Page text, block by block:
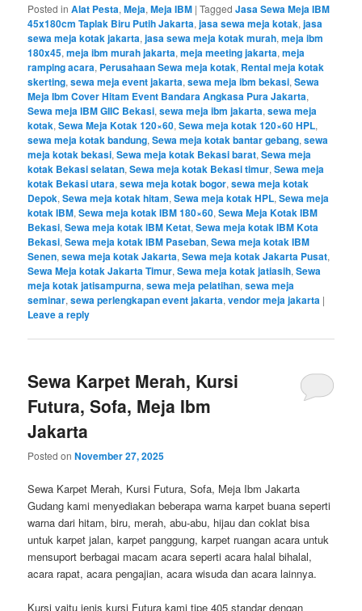
Posted in Alat Pesta,Meja,Meja IBM |Tagged Jasa Sewa Meja IBM
45x180cm Taplak Biru Putih Jakarta,jasa sewa meja kotak,jasa
sewa meja kotak jakarta,jasa sewa meja kotak murah,meja ibm
180x45,meja ibm murah jakarta,meja meeting jakarta,meja
ramping acara, Perusahaan Sewa meja kotak, Rental meja kotak
skerting,sewa meja event jakarta,sewa meja ibm bekasi,Sewa
Meja Ibm Cover Hitam Event Bandara Angkasa Pura Jakarta,
Sewa meja IBM GIIC Bekasi,sewa meja ibm jakarta,sewa meja
kotak,Sewa Meja Kotak 120×60,Sewa meja kotak 120×60 HPL,
sewa meja kotak bandung,Sewa meja kotak bantar gebang,sewa
meja kotak bekasi,Sewa meja kotak Bekasi barat,Sewa meja
kotak Bekasi selatan,Sewa meja kotak Bekasi timur,Sewa meja
kotak Bekasi utara,sewa meja kotak bogor,sewa meja kotak
Depok,Sewa meja kotak hitam,Sewa meja kotak HPL,Sewa meja
kotak IBM,Sewa meja kotak IBM 180×60,Sewa Meja Kotak IBM
Bekasi,Sewa meja kotak IBM Ketat,Sewa meja kotak IBM Kota
Bekasi,Sewa meja kotak IBM Paseban,Sewa meja kotak IBM
Senen,sewa meja kotak Jakarta,Sewa meja kotak Jakarta Pusat,
Sewa Meja kotak Jakarta Timur,Sewa meja kotak jatiasih,Sewa
meja kotak jatisampurna,sewa meja pelatihan,sewa meja
seminar,sewa perlengkapan event jakarta,vendor meja jakarta |
Leave a reply
Sewa Karpet Merah, Kursi
Futura, Sofa, Meja Ibm
Jakarta
Posted onNovember 27, 2025
Sewa Karpet Merah, Kursi Futura, Sofa, Meja Ibm Jakarta
Gudang kami menyediakan beberapa warna karpet buana seperti
warna dari hitam, biru, merah, abu-abu, hijau dan coklat bisa
untuk karpet jalan, karpet panggung, karpet ruangan acara untuk
mensuport berbagai macam acara seperti acara halal bihalal,
acara rapat, acara pengajian, acara wisuda dan acara lainnya.
Kursi yaitu jenis kursi Futura kami tipe 405 standar dengan